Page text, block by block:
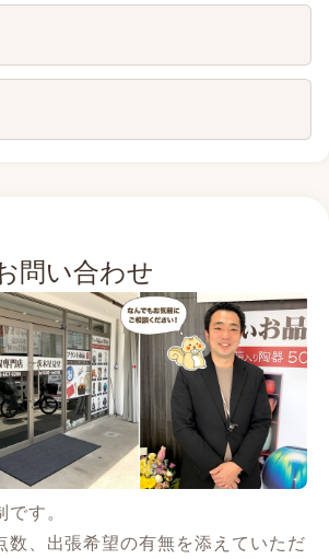
問い合わせ
す。
数、出張希望の有無を添えていただ